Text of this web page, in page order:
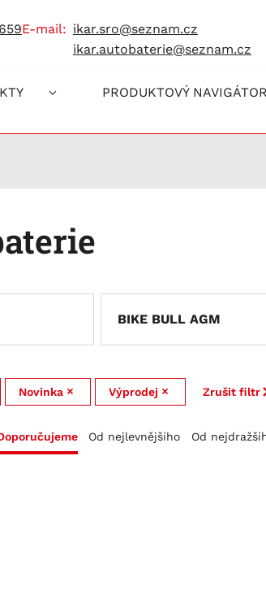
e-mail: ikar.sro@seznam.cz
ikar.autobaterie@seznam.cz
PRODUKTOVÝ NAVIGÁTOR
BIKE BULL AGM
Novinka Výprodej Zrušit filtr
Od nejlevnějšího Od